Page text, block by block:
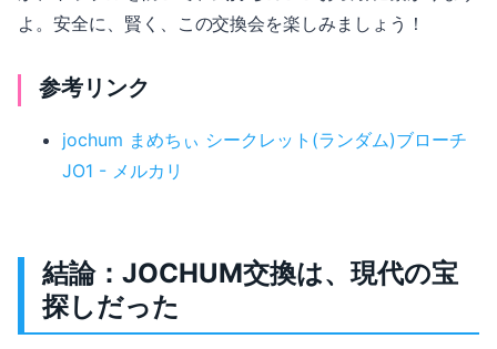
よ。安全に、賢く、この交換会を楽しみましょう！
参考リンク
jochum まめちぃ シークレット(ランダム)ブローチ
JO1 - メルカリ
結論：JOCHUM交換は、現代の宝
探しだった